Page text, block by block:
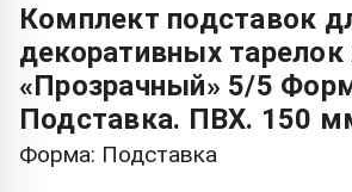
Комплект подставок
декоративных
«Прозрачный» 5/5
Подставка. ПВХ. 150
Форма: Подставка